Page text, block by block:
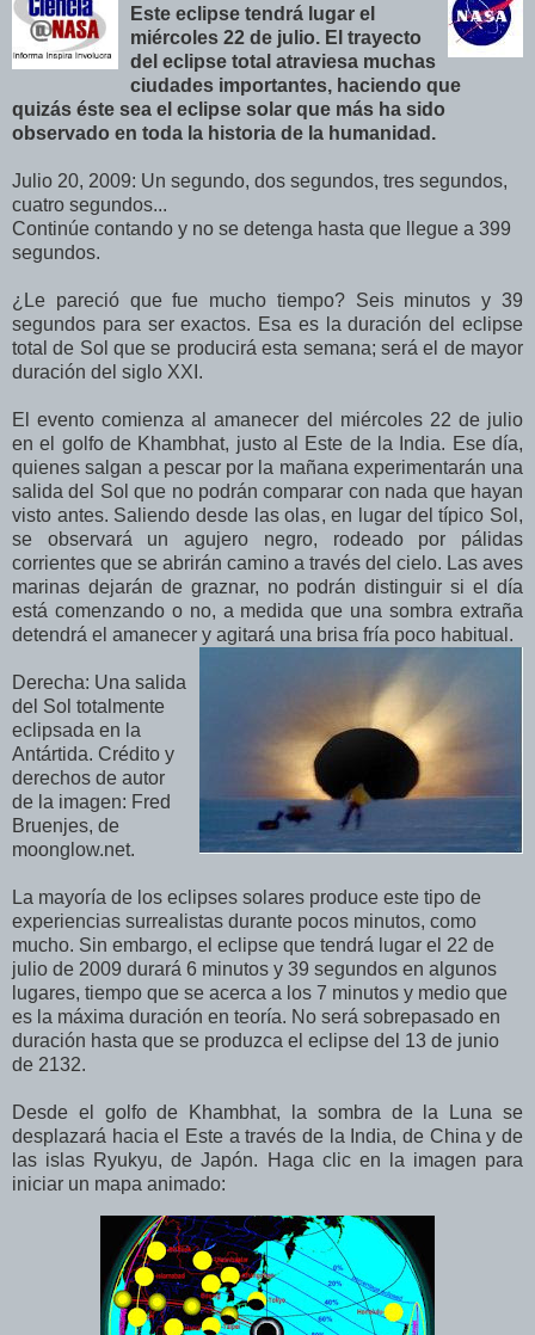
Este eclipse tendrá lugar el
miércoles 22 de julio. El trayecto
del eclipse total atraviesa muchas
ciudades importantes, haciendo que
quizás éste sea el eclipse solar que más ha sido
observado en toda la historia de la humanidad.
Julio 20, 2009: Un segundo, dos segundos, tres segundos,
cuatro segundos...
Continúe contando y no se detenga hasta que llegue a 399
segundos.
¿Le pareció que fue mucho tiempo? Seis minutos y 39
segundos para ser exactos. Esa es la duración del eclipse
total de Sol que se producirá esta semana; será el de mayor
duración del siglo XXI.
El evento comienza al amanecer del miércoles 22 de julio
en el golfo de Khambhat, justo al Este de la India. Ese día,
quienes salgan a pescar por la mañana experimentarán una
salida del Sol que no podrán comparar con nada que hayan
visto antes. Saliendo desde las olas, en lugar del típico Sol,
se observará un agujero negro, rodeado por pálidas
corrientes que se abrirán camino a través del cielo. Las aves
marinas dejarán de graznar, no podrán distinguir si el día
está comenzando o no, a medida que una sombra extraña
detendrá el amanecer y agitará una brisa fría poco habitual.
Derecha: Una salida
del Sol totalmente
eclipsada en la
Antártida. Crédito y
derechos de autor
de la imagen: Fred
Bruenjes, de
moonglow.net.
La mayoría de los eclipses solares produce este tipo de
experiencias surrealistas durante pocos minutos, como
mucho. Sin embargo, el eclipse que tendrá lugar el 22 de
julio de 2009 durará 6 minutos y 39 segundos en algunos
lugares, tiempo que se acerca a los 7 minutos y medio que
es la máxima duración en teoría. No será sobrepasado en
duración hasta que se produzca el eclipse del 13 de junio
de 2132.
Desde el golfo de Khambhat, la sombra de la Luna se
desplazará hacia el Este a través de la India, de China y de
las islas Ryukyu, de Japón. Haga clic en la imagen para
iniciar un mapa animado: